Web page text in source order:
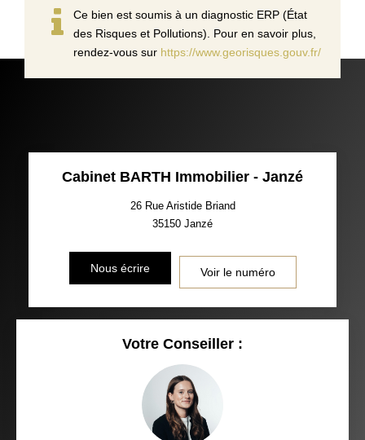
Ce bien est soumis à un diagnostic ERP (État
des Risques et Pollutions). Pour en savoir plus,
rendez-vous sur https://www.georisques.gouv.fr/
Cabinet BARTH Immobilier - Janzé
26 Rue Aristide Briand
35150 Janzé
Nous écrire Voir le numéro
Votre Conseiller :